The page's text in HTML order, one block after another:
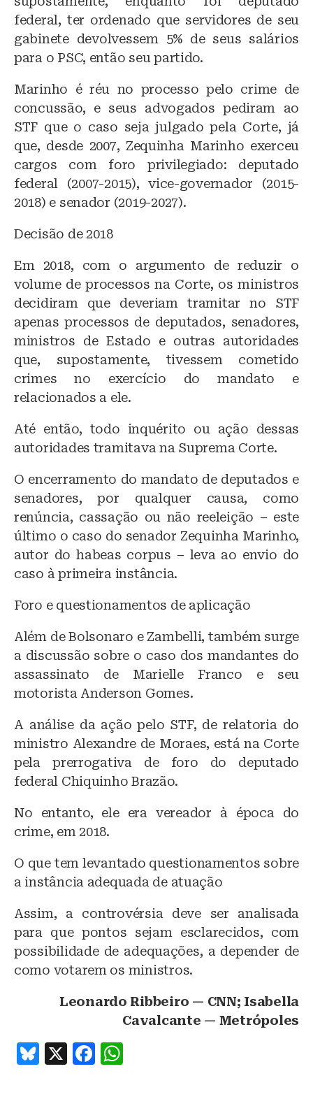
federal, ter ordenado que servidores de seu
gabinete devolvessem 5% de seus salários
para o PSC, então seu partido.
Marinho é réu no processo pelo crime de
concussão, e seus advogados pediram ao
STF que o caso seja julgado pela Corte, já
que, desde 2007, Zequinha Marinho exerceu
cargos com foro privilegiado: deputado
federal (2007-2015), vice-governador (2015-
2018) e senador (2019-2027).
Decisão de 2018
Em 2018, com o argumento de reduzir o
volume de processos na Corte, os ministros
decidiram que deveriam tramitar no STF
apenas processos de deputados, senadores,
ministros de Estado e outras autoridades
que, supostamente, tivessem cometido
crimes no exercício do mandato e
relacionados a ele.
Até então, todo inquérito ou ação dessas
autoridades tramitava na Suprema Corte.
O encerramento do mandato de deputados e
senadores, por qualquer causa, como
renúncia, cassação ou não reeleição – este
último o caso do senador Zequinha Marinho,
autor do habeas corpus – leva ao envio do
caso à primeira instância.
Foro e questionamentos de aplicação
Além de Bolsonaro e Zambelli, também surge
a discussão sobre o caso dos mandantes do
assassinato de Marielle Franco e seu
motorista Anderson Gomes.
A análise da ação pelo STF, de relatoria do
ministro Alexandre de Moraes, está na Corte
pela prerrogativa de foro do deputado
federal Chiquinho Brazão.
No entanto, ele era vereador à época do
crime, em 2018.
O que tem levantado questionamentos sobre
a instância adequada de atuação
Assim, a controvérsia deve ser analisada
para que pontos sejam esclarecidos, com
possibilidade de adequações, a depender de
como votarem os ministros.
Leonardo Ribbeiro — CNN; Isabella
Cavalcante — Metrópoles
B
X
F